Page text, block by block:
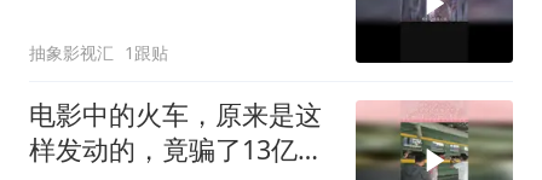
抽象影视汇 1跟贴
电影中的火车，原来是这
样发动的，竟骗了13亿观